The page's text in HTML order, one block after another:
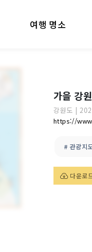
여행 명소
가을 강
강원도 |
https://
# 관광지
다운로